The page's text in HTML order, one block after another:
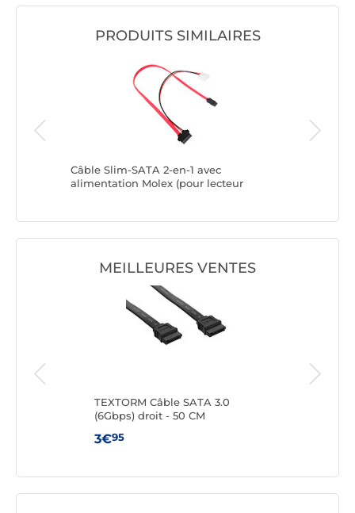
PRODUITS SIMILAIRES
Câble Slim-SATA 2-en-1 avec
alimentation Molex (pour lecteur
MEILLEURES VENTES
TEXTORM Câble SATA 3.0
(6Gbps) droit - 50 CM
3€95